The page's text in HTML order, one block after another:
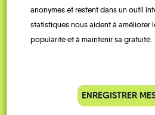
Je vais bosser en
parking de la gare
anonymes et restent dans un outil
statistiques nous aident à améliorer
popularité et à maintenir sa gratuité.
ENREGISTRER